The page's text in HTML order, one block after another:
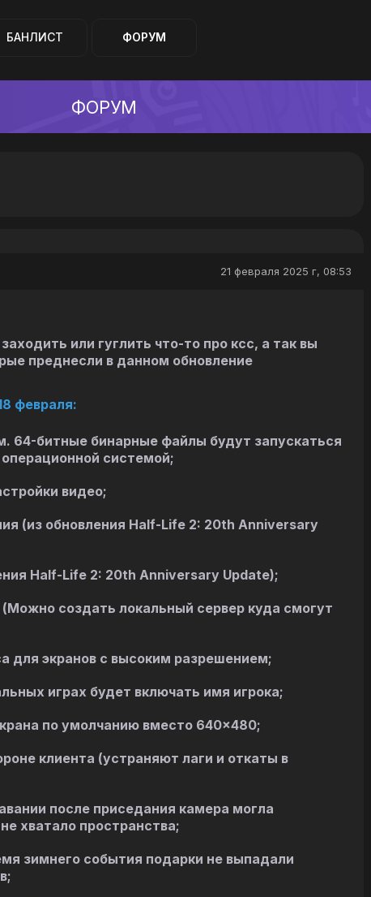
БАНЛИСТ ФОРУМ
ФОРУМ
21 февраля 2025 г, 08:53
или гуглить что-то про ксс, а так вы
преднесли в данном обновление
февраля:
64-битные бинарные файлы будут запускаться
системой;
видео;
(из обновления Half-Life 2: 20th Anniversary
Half-Life 2: 20th Anniversary Update);
создать локальный сервер куда смогут
для экранов с высоким разрешением;
играх будет включать имя игрока;
по умолчанию вместо 640×480;
клиента (устраняют лаги и откаты в
после приседания камера могла
хватало пространства;
зимнего события подарки не выпадали